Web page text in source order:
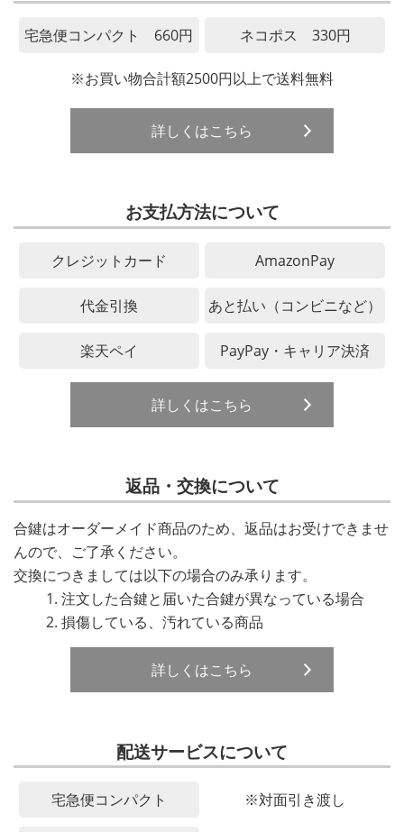
宅急便コンパクト 660円 ネコポス 330円
※お買い物合計額2500円以上で送料無料
詳しくはこちら
お支払方法について
クレジットカード AmazonPay
代金引換 あと払い（コンビニなど）
楽天ペイ PayPay・キャリア決済
詳しくはこちら
返品・交換について
合鍵はオーダーメイド商品のため、返品はお受けできませ
んので、ご了承ください。
交換につきましては以下の場合のみ承ります。
注文した合鍵と届いた合鍵が異なっている場合
損傷している、汚れている商品
詳しくはこちら
配送サービスについて
宅急便コンパクト ※対面引き渡し